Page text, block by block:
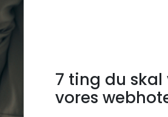
7 ting du
vores